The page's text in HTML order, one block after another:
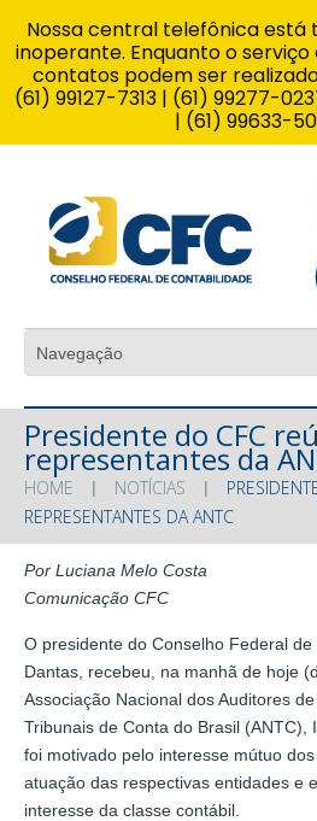
Presidente do CFC
representantes da
HOME NOTÍCIAS
REPRESENTANTES DA ANTC
Por Luciana Melo Costa
Comunicação CFC
O presidente do Conselho Federal
Dantas, recebeu, na manhã de hoje
Associação Nacional dos Auditores
Tribunais de Conta do Brasil (ANTC),
foi motivado pelo interesse mútuo
atuação das respectivas entidades e
interesse da classe contábil.
Nossa central telefônica
inoperante. Enquanto o
contatos podem ser
(61) 99127-7313 | (61) 99277-
| (61) 99633-